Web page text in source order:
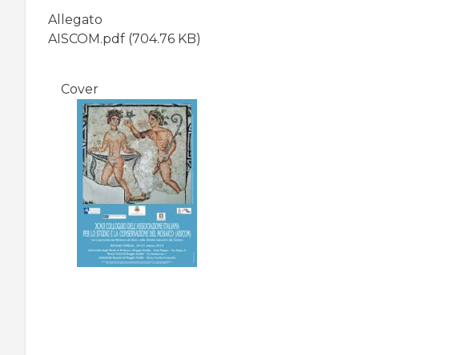
Allegato
AISCOM.pdf (704.76 KB)
Cover